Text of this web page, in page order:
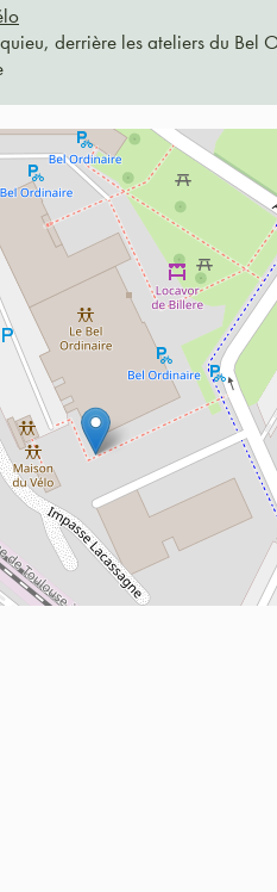
derrière les ateliers du Bel